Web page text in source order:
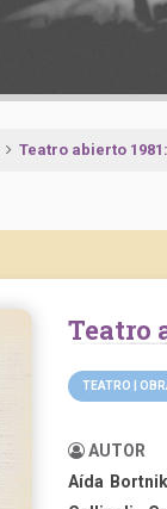
Teatro abierto
TEATRO |
AUTOR
Aída Bortnik